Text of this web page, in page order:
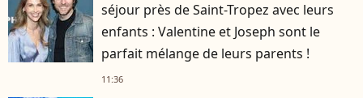
séjour près de Saint-Tropez avec leurs
enfants : Valentine et Joseph sont le
parfait mélange de leurs parents !
11:36